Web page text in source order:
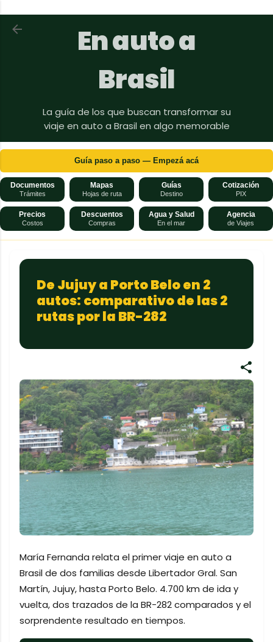
Ir al contenido principal
En auto a
Brasil
La guía de los que buscan transformar su
viaje en auto a Brasil en algo memorable
Guía paso a paso — Empezá acá
Documentos
Trámites
Mapas
Hojas de ruta
Guías
Destino
Cotización
PIX
Precios
Costos
Descuentos
Compras
Agua y Salud
En el mar
Agencia
de Viajes
De Jujuy a Porto Belo en 2
autos: comparativo de las 2
rutas por la BR-282
María Fernanda relata el primer viaje en auto a
Brasil de dos familias desde Libertador Gral. San
Martín, Jujuy, hasta Porto Belo. 4.700 km de ida y
vuelta, dos trazados de la BR-282 comparados y el
sorprendente resultado en tiempos.